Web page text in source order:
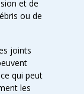
et de
ou de
joints
qui peut
les